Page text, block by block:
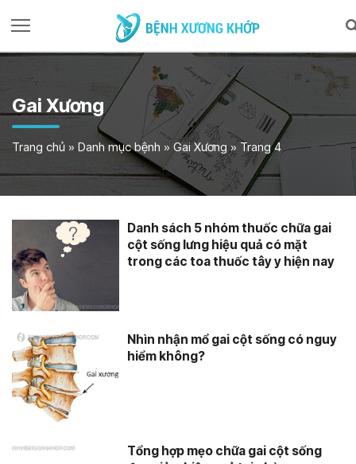
Gai Xương
Trang chủ » Danh mục bệnh » Gai Xương»Trang 4
Danh sách 5 nhóm thuốc chữa gai
cột sống lưng hiệu quả có mặt
trong các toa thuốc tây y hiện nay
Nhìn nhận mổ gai cột sống có nguy
hiểm không?
Tổng hợp mẹo chữa gai cột sống